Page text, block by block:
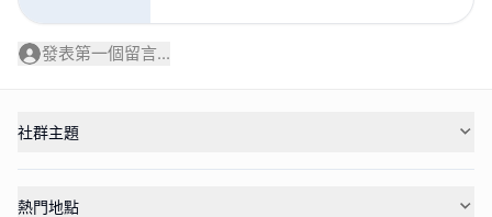
發表第一個留言...
社群主題
熱門地點